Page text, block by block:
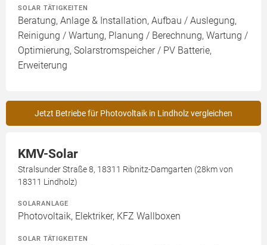
SOLAR TÄTIGKEITEN
Beratung, Anlage & Installation, Aufbau / Auslegung,
Reinigung / Wartung, Planung / Berechnung, Wartung /
Optimierung, Solarstromspeicher / PV Batterie,
Erweiterung
Jetzt Betriebe für Photovoltaik in Lindholz vergleichen
KMV-Solar
Stralsunder Straße 8, 18311 Ribnitz-Damgarten (28km von
18311 Lindholz)
SOLARANLAGE
Photovoltaik, Elektriker, KFZ Wallboxen
SOLAR TÄTIGKEITEN